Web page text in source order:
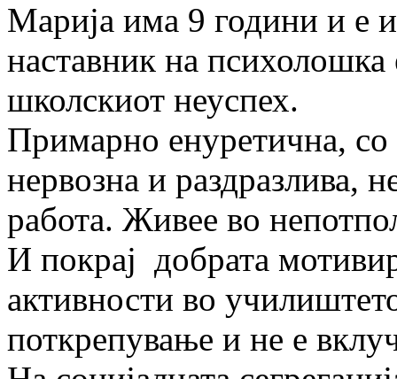
Марија има 9 години и е
наставник на психолошка
школскиот неуспех.
Примарно енуретична, со
нервозна и раздразлива,
работа. Живее во
И покрај добрата
активности во
поткрепување и не е